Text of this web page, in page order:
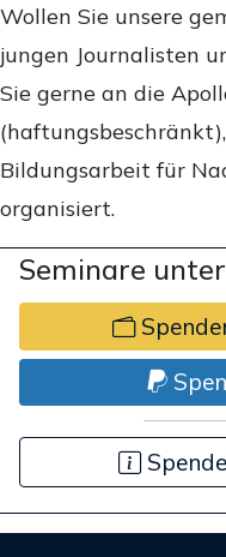
Wollen Sie unsere
jungen Journalisten
Sie gerne an die
Bildungsarbeit für
organisiert.
Seminare